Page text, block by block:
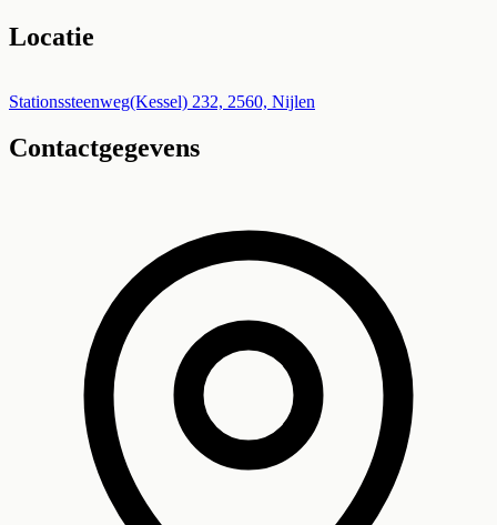
Locatie
+
−
Stationssteenweg(Kessel) 232, 2560, Nijlen
Contactgegevens